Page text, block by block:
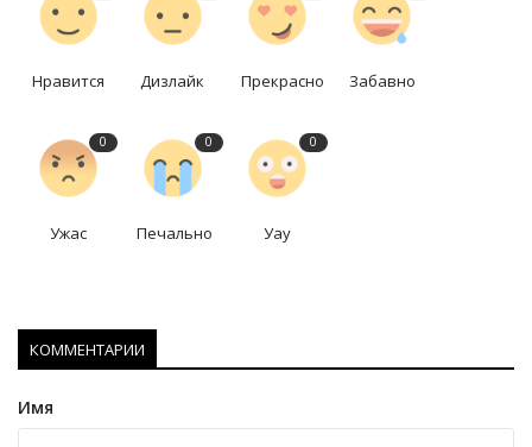
Нравится Дизлайк Прекрасно Забавно
0
Ужас
0
Печально
0
Уау
КОММЕНТАРИИ
Имя